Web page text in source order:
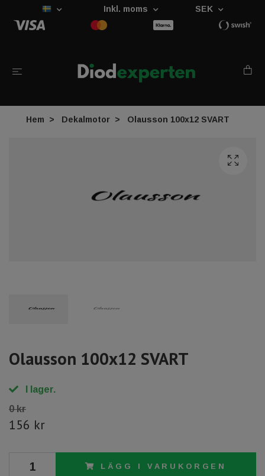
Inkl. moms SEK
Hem Dekalmotor Olausson 100x12 SVART
Olausson 100x12 SVART
I lager.
0 kr
156 kr
LÄGG I VARUKORGEN